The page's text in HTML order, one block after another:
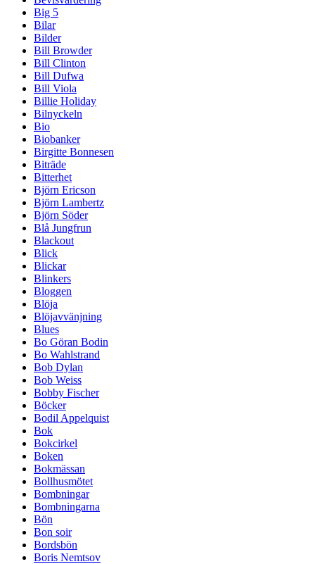
Big 5
Bilar
Bilder
Bill Browder
Bill Clinton
Bill Dufwa
Bill Viola
Billie Holiday
Bilnyckeln
Bio
Biobanker
Birgitte Bonnesen
Biträde
Bitterhet
Björn Ericson
Björn Lambertz
Björn Söder
Blå Jungfrun
Blackout
Blick
Blickar
Blinkers
Bloggen
Blöja
Blöjavvänjning
Blues
Bo Göran Bodin
Bo Wahlstrand
Bob Dylan
Bob Weiss
Bobby Fischer
Böcker
Bodil Appelquist
Bok
Bokcirkel
Boken
Bokmässan
Bollhusmötet
Bombningar
Bombningarna
Bön
Bon soir
Bordsbön
Boris Nemtsov